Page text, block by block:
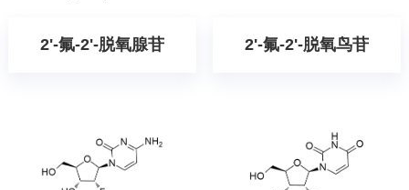
2'-氟-2'-脱氧腺苷 2'-氟-2'-脱氧鸟苷